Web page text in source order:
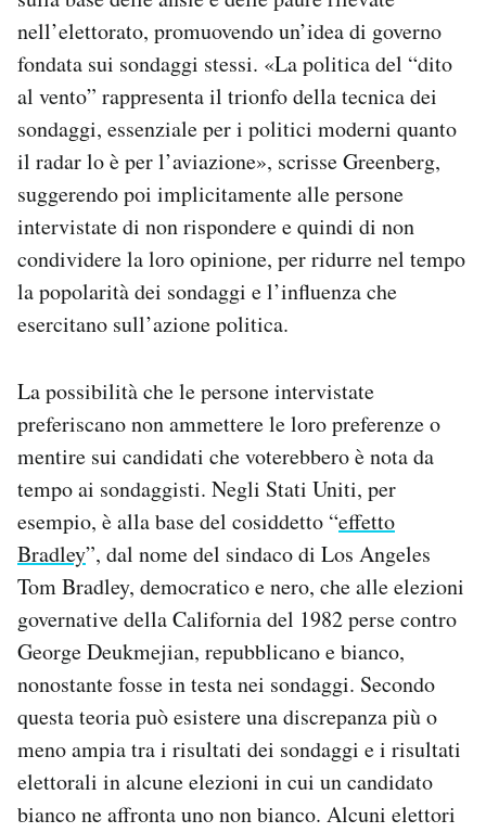
nell’elettorato, promuovendo un’idea di governo
fondata sui sondaggi stessi. «La politica del “dito
al vento” rappresenta il trionfo della tecnica dei
sondaggi, essenziale per i politici moderni quanto
il radar lo è per l’aviazione», scrisse Greenberg,
suggerendo poi implicitamente alle persone
intervistate di non rispondere e quindi di non
condividere la loro opinione, per ridurre nel tempo
la popolarità dei sondaggi e l’influenza che
esercitano sull’azione politica.
La possibilità che le persone intervistate
preferiscano non ammettere le loro preferenze o
mentire sui candidati che voterebbero è nota da
tempo ai sondaggisti. Negli Stati Uniti, per
esempio, è alla base del cosiddetto “effetto
Bradley”, dal nome del sindaco di Los Angeles
Tom Bradley, democratico e nero, che alle elezioni
governative della California del 1982 perse contro
George Deukmejian, repubblicano e bianco,
nonostante fosse in testa nei sondaggi. Secondo
questa teoria può esistere una discrepanza più o
meno ampia tra i risultati dei sondaggi e i risultati
elettorali in alcune elezioni in cui un candidato
bianco ne affronta uno non bianco. Alcuni elettori